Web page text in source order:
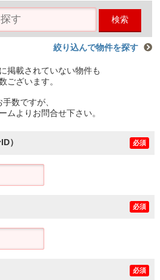
検索
絞り込んで物件を探す
掲載されていない物件も
ございます。
手数ですが、
ムよりお問合せ下さい。
） 必須
必須
必須